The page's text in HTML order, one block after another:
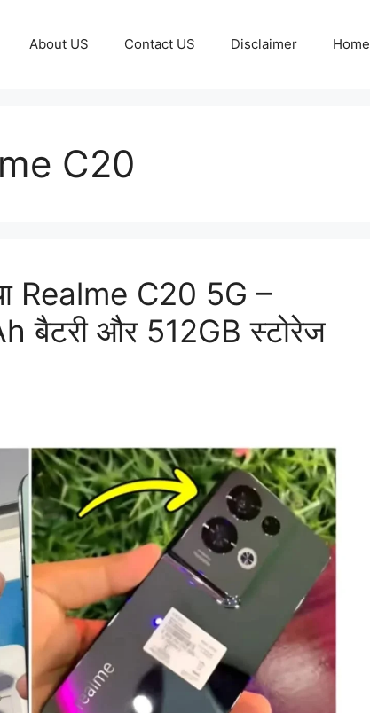
About US Contact US Disclaimer Home
C20
Realme C20 5G –
बैटरी और 512GB स्टोरेज